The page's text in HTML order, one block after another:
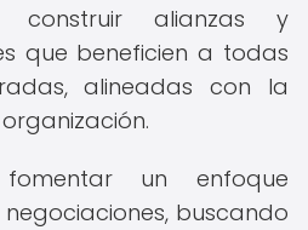
construir alianzas y
que beneficien a todas
alineadas con la
un enfoque
buscando